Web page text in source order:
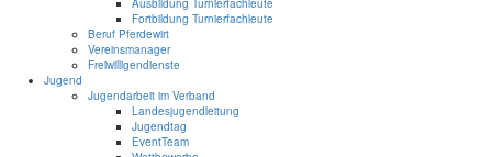
Ausbildung Turnierfachleute
Fortbildung Turnierfachleute
Beruf Pferdewirt
Vereinsmanager
Freiwilligendienste
Jugend
Jugendarbeit im Verband
Landesjugendleitung
Jugendtag
EventTeam